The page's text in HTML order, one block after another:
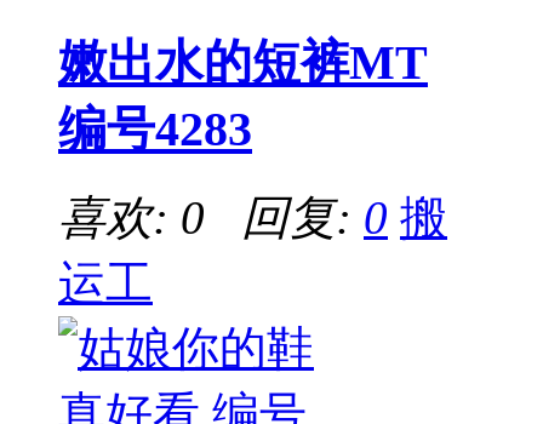
嫩出水的短裤MT
编号4283
喜欢: 0 回复: 0 搬
运工